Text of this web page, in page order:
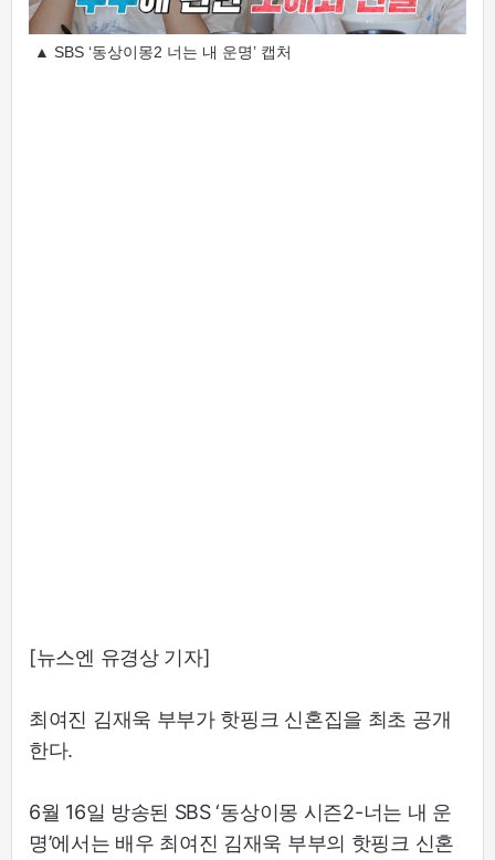
▲ SBS ‘동상이몽2 너는 내 운명’ 캡처
[뉴스엔 유경상 기자]
최여진 김재욱 부부가 핫핑크 신혼집을 최초 공개
한다.
6월 16일 방송된 SBS ‘동상이몽 시즌2-너는 내 운
명’에서는 배우 최여진 김재욱 부부의 핫핑크 신혼